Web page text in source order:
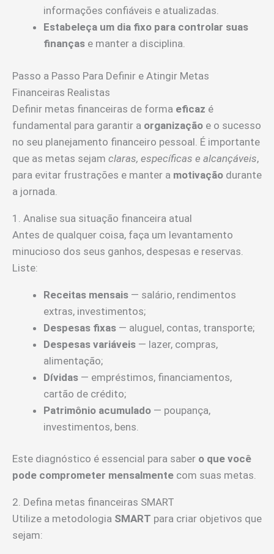
informações confiáveis e atualizadas.
Estabeleça um dia fixo para controlar suas
finanças e manter a disciplina.
Passo a Passo Para Definir e Atingir Metas
Financeiras Realistas
Definir metas financeiras de forma eficaz é
fundamental para garantir a organização e o sucesso
no seu planejamento financeiro pessoal. É importante
que as metas sejam claras, específicas e alcançáveis,
para evitar frustrações e manter a motivação durante
a jornada.
1. Analise sua situação financeira atual
Antes de qualquer coisa, faça um levantamento
minucioso dos seus ganhos, despesas e reservas.
Liste:
Receitas mensais — salário, rendimentos
extras, investimentos;
Despesas fixas — aluguel, contas, transporte;
Despesas variáveis — lazer, compras,
alimentação;
Dívidas — empréstimos, financiamentos,
cartão de crédito;
Patrimônio acumulado — poupança,
investimentos, bens.
Este diagnóstico é essencial para saber o que você
pode comprometer mensalmente com suas metas.
2. Defina metas financeiras SMART
Utilize a metodologia SMART para criar objetivos que
sejam: